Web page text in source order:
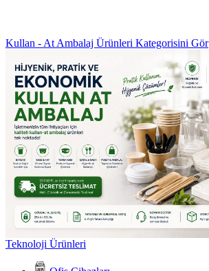
Kullan - At Ambalaj Ürünleri Kategorisini Gör
Teknoloji Ürünleri